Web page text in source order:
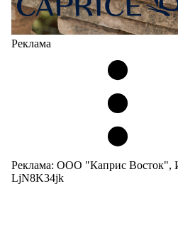
Реклама
Реклама: ООО "Каприс Восток",
LjN8K34jk